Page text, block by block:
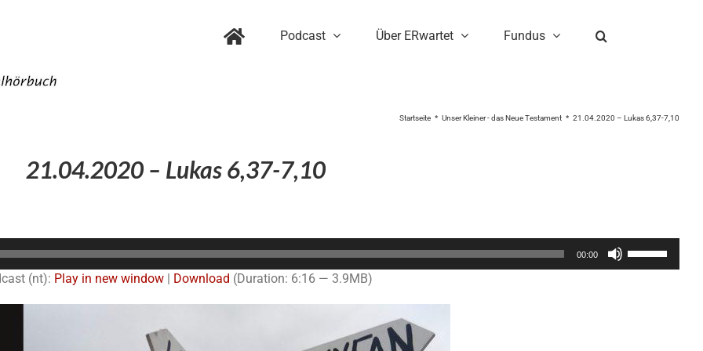
Podcast Über ERwartet Fundus
Startseite Unser Kleiner - das Neue Testament 21.04.2020 – Lukas 6,37-7,10
21.04.2020 – Lukas 6,37-7,10
00:00
(nt): Play in new window| Download (Duration: 6:16 — 3.9MB)